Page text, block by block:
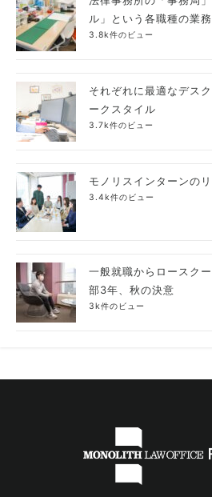
ル」という各職種の業
3.8k件のビュー
それぞれに最適なデス
ークスタイル
3.7k件のビュー
モノリスインターンの
3.4k件のビュー
一般就職からロースク
部3年、秋の決意
3k件のビュー